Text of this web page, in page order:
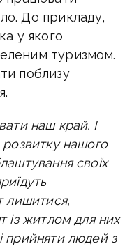
До прикладу,
у якого
туризмом.
поблизу
наш край. І
нашого
своїх
лишитися,
із житлом для них
прийняти людей з